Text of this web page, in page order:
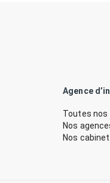
Agence
Toutes nos
Nos
Nos